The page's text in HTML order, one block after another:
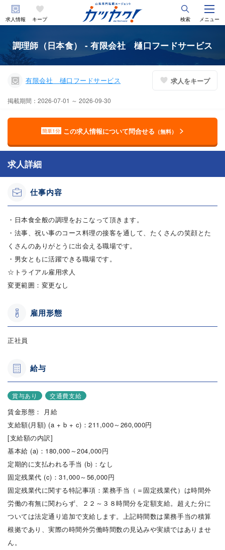
求人情報 キープ 検索 メニュー
調理師（日本食） - 有限会社 樋口フードサービス
有限会社 樋口フードサービス 求人をキープ
掲載期間：2026-07-01 ～ 2026-09-30
簡単1分 この求人情報について問合せる （無料）
求人詳細
仕事内容
・日本食全般の調理をおこなって頂きます。
・法事、祝い事のコース料理の接客を通して、たくさんの笑顔とた
くさんのありがとうに出会える職場です。
・男女ともに活躍できる職場です。
☆トライアル雇用求人
変更範囲：変更なし
雇用形態
正社員
給与
賞与あり 交通費支給
賃金形態： 月給
支給額(月額) (a + b + c)：211,000～260,000円
[支給額の内訳]
基本給 (a)：180,000～204,000円
定期的に支払われる手当 (b)：なし
固定残業代 (c)：31,000～56,000円
固定残業代に関する特記事項：業務手当（＝固定残業代）は時間外
労働の有無に関わらず、２２～３８時間分を定額支給。超えた分に
ついては法定通り追加で支給します。上記時間数は業務手当の積算
根拠であり、実際の時間外労働時間数の見込みや実績ではありませ
ん。